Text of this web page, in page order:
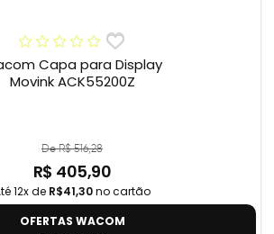
Capa para Display
Movink ACK55200Z
De R$ 516,28
R$ 405,90
12x de R$41,30no cartão
OFERTAS WACOM